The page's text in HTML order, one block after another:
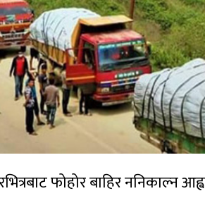
फोहोर बाहिर ननिकाल्न